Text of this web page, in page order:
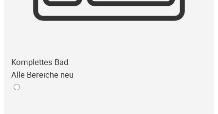
Komplettes Bad
Alle Bereiche neu